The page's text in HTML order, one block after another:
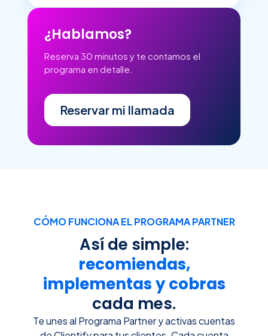
¿Hablamos?
Reserva 30 minutos y te contamos el
programa en detalle.
Reservar mi llamada
CÓMO FUNCIONA EL PROGRAMA PARTNER
Así de simple:
recomiendas,
implementas y cobras
cada mes.
Te unes al Programa Partner y activas cuentas